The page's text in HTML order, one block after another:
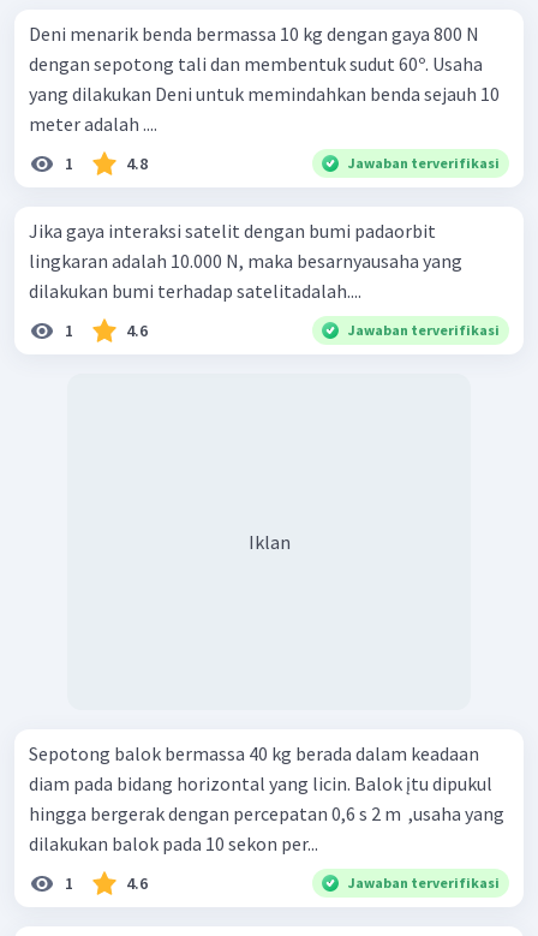
Deni menarik benda bermassa 10 kg dengan gaya 800 N
dengan sepotong tali dan membentuk sudut 60º. Usaha
yang dilakukan Deni untuk memindahkan benda sejauh 10
meter adalah ....
1 4.8 Jawaban terverifikasi
Jika gaya interaksi satelit dengan bumi padaorbit
lingkaran adalah 10.000 N, maka besarnyausaha yang
dilakukan bumi terhadap satelitadalah....
1 4.6 Jawaban terverifikasi
Iklan
Sepotong balok bermassa 40 kg berada dalam keadaan
diam pada bidang horizontal yang licin. Balok įtu dipukul
hingga bergerak dengan percepatan 0,6 s 2 m ​ ,usaha yang
dilakukan balok pada 10 sekon per...
1 4.6 Jawaban terverifikasi